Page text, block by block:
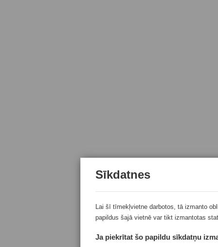
Sīkdatnes
Lai šī tīmekļvietne darbotos, tā izmanto
papildus šajā vietnē var tikt izmantotas
Ja piekrītat šo papildu sīkdatņu